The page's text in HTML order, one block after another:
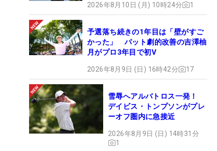
2026年8月10日 (月) 10時24分 1
予選落ち続きの1年目は「壁がすご
かった」 パット劇的改善の吉澤柚
月がプロ3年目で初V
2026年8月9日 (日) 16時42分 17
雪辱へアルバトロス一発！
デイビス・トンプソンがプレ
ーオフ圏内に急接近
2026年8月9日 (日) 14時31分
1